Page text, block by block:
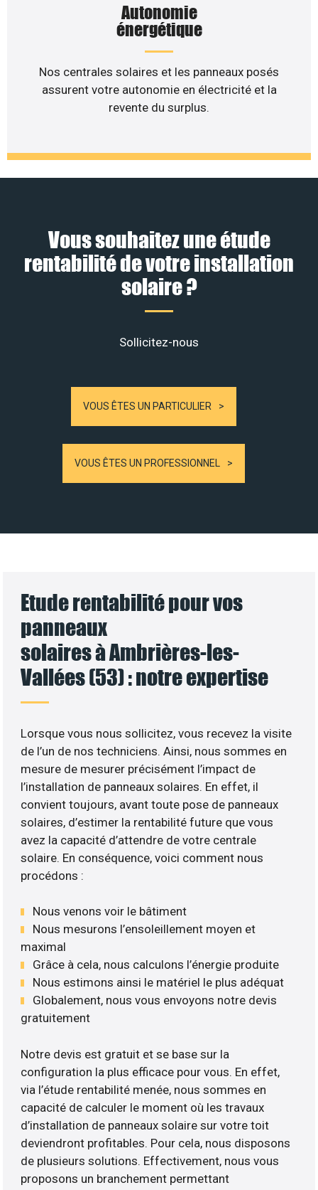
Autonomie
énergétique
Nos centrales solaires et les panneaux posés
assurent votre autonomie en électricité et la
revente du surplus.
Vous souhaitez une étude
rentabilité de votre installation
solaire ?
Sollicitez-nous
VOUS ÊTES UN PARTICULIER
VOUS ÊTES UN PROFESSIONNEL
Etude rentabilité pour vos
panneaux
solaires à Ambrières-les-
Vallées (53) : notre expertise
Lorsque vous nous sollicitez, vous recevez la visite
de l’un de nos techniciens. Ainsi, nous sommes en
mesure de mesurer précisément l’impact de
l’installation de panneaux solaires. En effet, il
convient toujours, avant toute pose de panneaux
solaires, d’estimer la rentabilité future que vous
avez la capacité d’attendre de votre centrale
solaire. En conséquence, voici comment nous
procédons :
Nous venons voir le bâtiment
Nous mesurons l’ensoleillement moyen et
maximal
Grâce à cela, nous calculons l’énergie produite
Nous estimons ainsi le matériel le plus adéquat
Globalement, nous vous envoyons notre devis
gratuitement
Notre devis est gratuit et se base sur la
configuration la plus efficace pour vous. En effet,
via l’étude rentabilité menée, nous sommes en
capacité de calculer le moment où les travaux
d’installation de panneaux solaire sur votre toit
deviendront profitables. Pour cela, nous disposons
de plusieurs solutions. Effectivement, nous vous
proposons un branchement permettant